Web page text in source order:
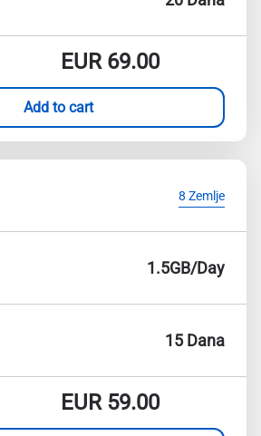
EUR69.00
Add to cart
8 Zemlje
1.5GB/Day
15 Dana
EUR59.00